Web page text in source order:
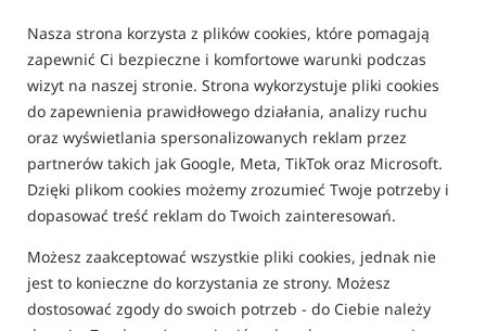
Nasza strona korzysta z plików cookies, które pomagają
zapewnić Ci bezpieczne i komfortowe warunki podczas
wizyt na naszej stronie. Strona wykorzystuje pliki cookies
do zapewnienia prawidłowego działania, analizy ruchu
oraz wyświetlania spersonalizowanych reklam przez
partnerów takich jak Google, Meta, TikTok oraz Microsoft.
Dzięki plikom cookies możemy zrozumieć Twoje potrzeby i
dopasować treść reklam do Twoich zainteresowań.
Możesz zaakceptować wszystkie pliki cookies, jednak nie
jest to konieczne do korzystania ze strony. Możesz
dostosować zgody do swoich potrzeb - do Ciebie należy
Fox Frontier XD CAMO +
CAMO Vapour Peak Ltd
5 013,99PLN
5 084,99 / -1%
Min. cena z 30 dni przed
Promocja
Fox Voyager 2 Person Bivvy
+ Inner Dome
3 164,99PLN
Cena kat.: 3 599,99/ -12%